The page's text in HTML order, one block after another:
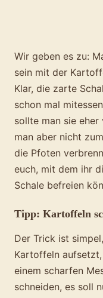
Wir geben es zu:
sein mit der
Klar, die zarte
schon mal
sollte man sie
man aber nicht
die Pfoten
euch, mit dem ihr
Schale befreien
Tipp: Kartoffeln
Der Trick ist
Kartoffeln
einem scharfen
schneiden, es soll